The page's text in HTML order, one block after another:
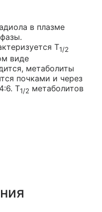
в плазме
Т1/2
виде
метаболиты
почками и через
Т1/2 метаболитов